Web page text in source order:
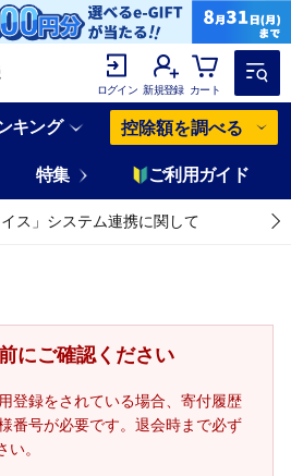
ログイン 新規登録 カート
キング 控除額を調べる
特集 ご利用ガイド
イス」システム連携に関して
にご確認ください
登録をされている場合、寄付履歴
番号が必要です。退会時まで必ず
。